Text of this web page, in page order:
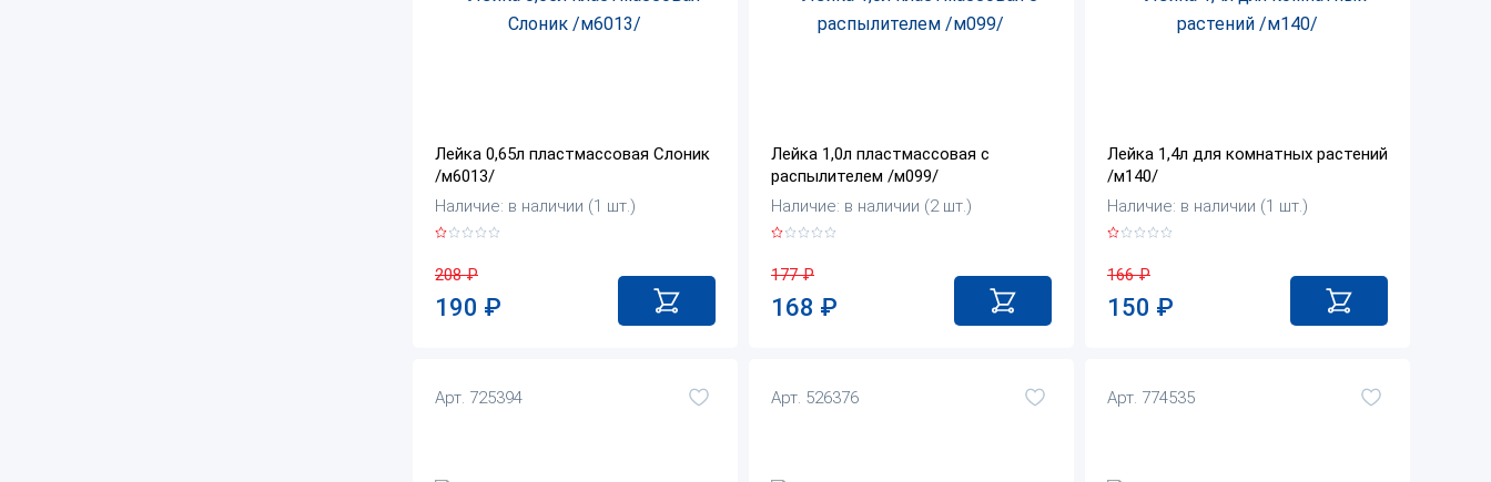
Лейка 0,65л пластмассовая Слоник
/м6013/
Наличие: в наличии (1 шт.)
208₽
190 ₽
Лейка 1,0л пластмассовая с
распылителем /м099/
Наличие: в наличии (2 шт.)
177₽
168 ₽
Лейка 1,4л для комнатных растений
/м140/
Наличие: в наличии (1 шт.)
166₽
150 ₽
Арт. 725394 Арт. 526376 Арт. 774535